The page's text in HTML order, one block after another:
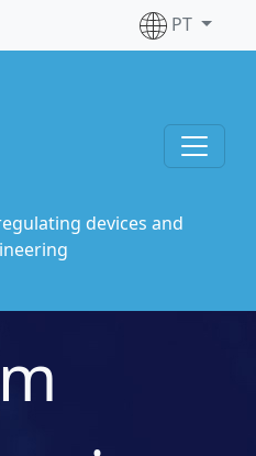
PT
devices and